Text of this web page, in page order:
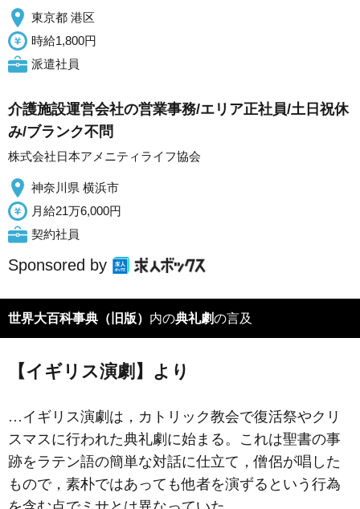
東京都 港区
時給1,800円
派遣社員
介護施設運営会社の営業事務/エリア正社員/土日祝休
み/ブランク不問
株式会社日本アメニティライフ協会
神奈川県 横浜市
月給21万6,000円
契約社員
Sponsored by
世界大百科事典（旧版） 内の典礼劇の言及
【イギリス演劇】より
…イギリス演劇は，カトリック教会で復活祭やクリ
スマスに行われた典礼劇に始まる。これは聖書の事
跡をラテン語の簡単な対話に仕立て，僧侶が唱した
もので，素朴ではあっても他者を演ずるという行為